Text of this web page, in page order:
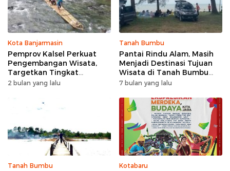
Kota Banjarmasin
Pemprov Kalsel Perkuat
Pengembangan Wisata,
Targetkan Tingkat
Kunjungan Naik 5 Persen di
2 bulan yang lalu
Tanah Bumbu
Pantai Rindu Alam, Masih
Menjadi Destinasi Tujuan
Wisata di Tanah Bumbu
dengan Rindangnya Pohon
7 bulan yang lalu
Tanah Bumbu Kotabaru